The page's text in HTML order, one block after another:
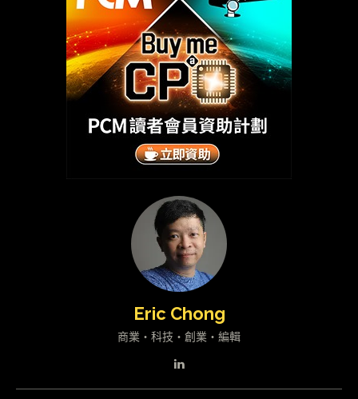
Eric Chong
商業・科技・創業・編輯